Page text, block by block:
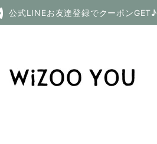
公式LINEお友達登録でクーポンGET♪